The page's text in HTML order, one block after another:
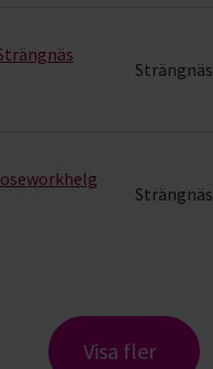
Strängnäs
Strängnäs
Visa fler